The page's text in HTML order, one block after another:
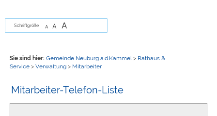
Schriftgröße A A A
Sie sind hier: Gemeinde Neuburg a.d.Kammel > Rathaus &
Service> Verwaltung> Mitarbeiter
Mitarbeiter-Telefon-Liste